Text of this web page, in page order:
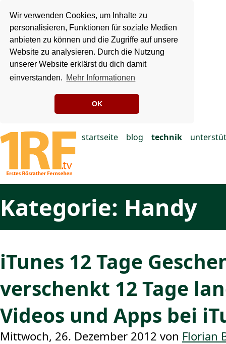
Wir verwenden Cookies, um Inhalte zu
personalisieren, Funktionen für soziale Medien
anbieten zu können und die Zugriffe auf unsere
Website zu analysieren. Durch die Nutzung
unserer Website erklärst du dich damit
einverstanden. Mehr Informationen
OK
startseite blog technik
Kategorie: Handy
iTunes 12 Tage
verschenkt 12 Tage
Videos und Apps bei
Mittwoch, 26. Dezember 2012 von Florian